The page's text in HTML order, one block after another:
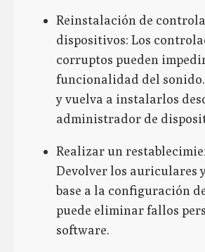
Reinstalación de
dispositivos: Los
corruptos pueden
funcionalidad del
y vuelva a instalarlos
administrador de
Realizar un
Devolver los auriculares
base a la configuración
puede eliminar fallos
software.